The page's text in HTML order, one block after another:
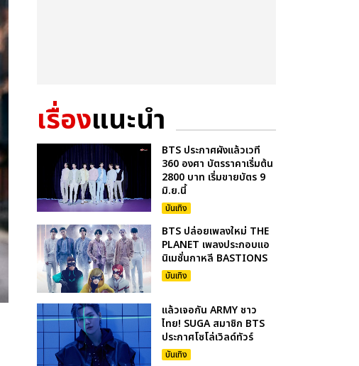
เรื่องแนะนำ
BTS ประกาศผังแล้วเวที
360 องศา บัตรราคาเริ่มต้น
2800 บาท เริ่มขายบัตร 9
มิ.ย.นี้
บันเทิง
BTS ปล่อยเพลงใหม่ THE
PLANET เพลงประกอบแอ
นิเมชั่นกาหลี BASTIONS
บันเทิง
แล้วเจอกัน ARMY ชาว
ไทย! SUGA สมาชิก BTS
ประกาศโซโล่เวิลด์ทัวร์
บันเทิง